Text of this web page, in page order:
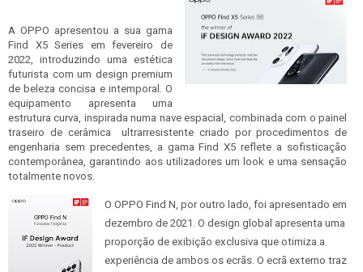
A OPPO apresentou a sua gama
Find X5 Series em fevereiro de
2022, introduzindo uma estética
futurista com um design premium
de beleza concisa e intemporal. O
equipamento apresenta uma
estrutura curva, inspirada numa nave espacial, combinada com o painel
traseiro de cerâmica ultrarresistente criado por procedimentos de
engenharia sem precedentes, a gama Find X5 reflete a sofisticação
contemporânea, garantindo aos utilizadores um look e uma sensação
totalmente novos.
O OPPO Find N, por outro lado, foi apresentado em
dezembro de 2021. O design global apresenta uma
proporção de exibição exclusiva que otimiza a
experiência de ambos os ecrãs. O ecrã externo traz